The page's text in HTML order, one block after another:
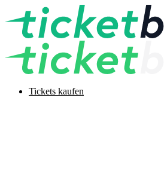
Tickets kaufen